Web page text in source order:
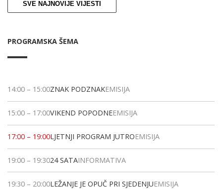
SVE NAJNOVIJE VIJESTI
PROGRAMSKA ŠEMA
14:00 – 15:00ZNAK PODZNAKEMISIJA
15:00 – 17:00VIKEND POPODNEEMISIJA
17:00 – 19:00LJETNJI PROGRAM JUTROEMISIJA
19:00 – 19:3024 SATAINFORMATIVA
19:30 – 20:00LEŽANJE JE OPUČ PRI SJEDENJUEMISIJA